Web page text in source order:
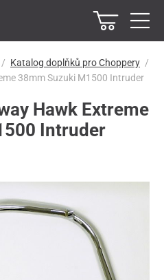
Katalog doplňků pro Choppery
38mm Suzuki M1500 Intruder
Hawk Extreme
Intruder